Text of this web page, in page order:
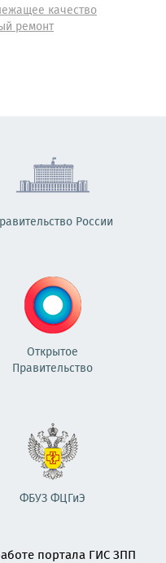
качество
ремонт
России
Открытое
Правительство
ФБУЗ ФЦГиЭ
портала ГИС ЗПП